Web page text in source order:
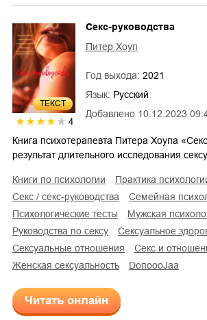
ТЕКСТ
4
Добавлено 10.12.2023
Секс-руководства
Питер Хоуп
Год выхода: 2021
Язык: Русский
Книга психотерапевта Питера Хоупа
результат длительного исследования
книги по психологии
практика
секс / секс-руководства
семейная
психологические тесты
мужская
руководства по сексу
сексуальное
сексуальные отношения
секс и
женская сексуальность
DoпоoоJaа
Читать онлайн